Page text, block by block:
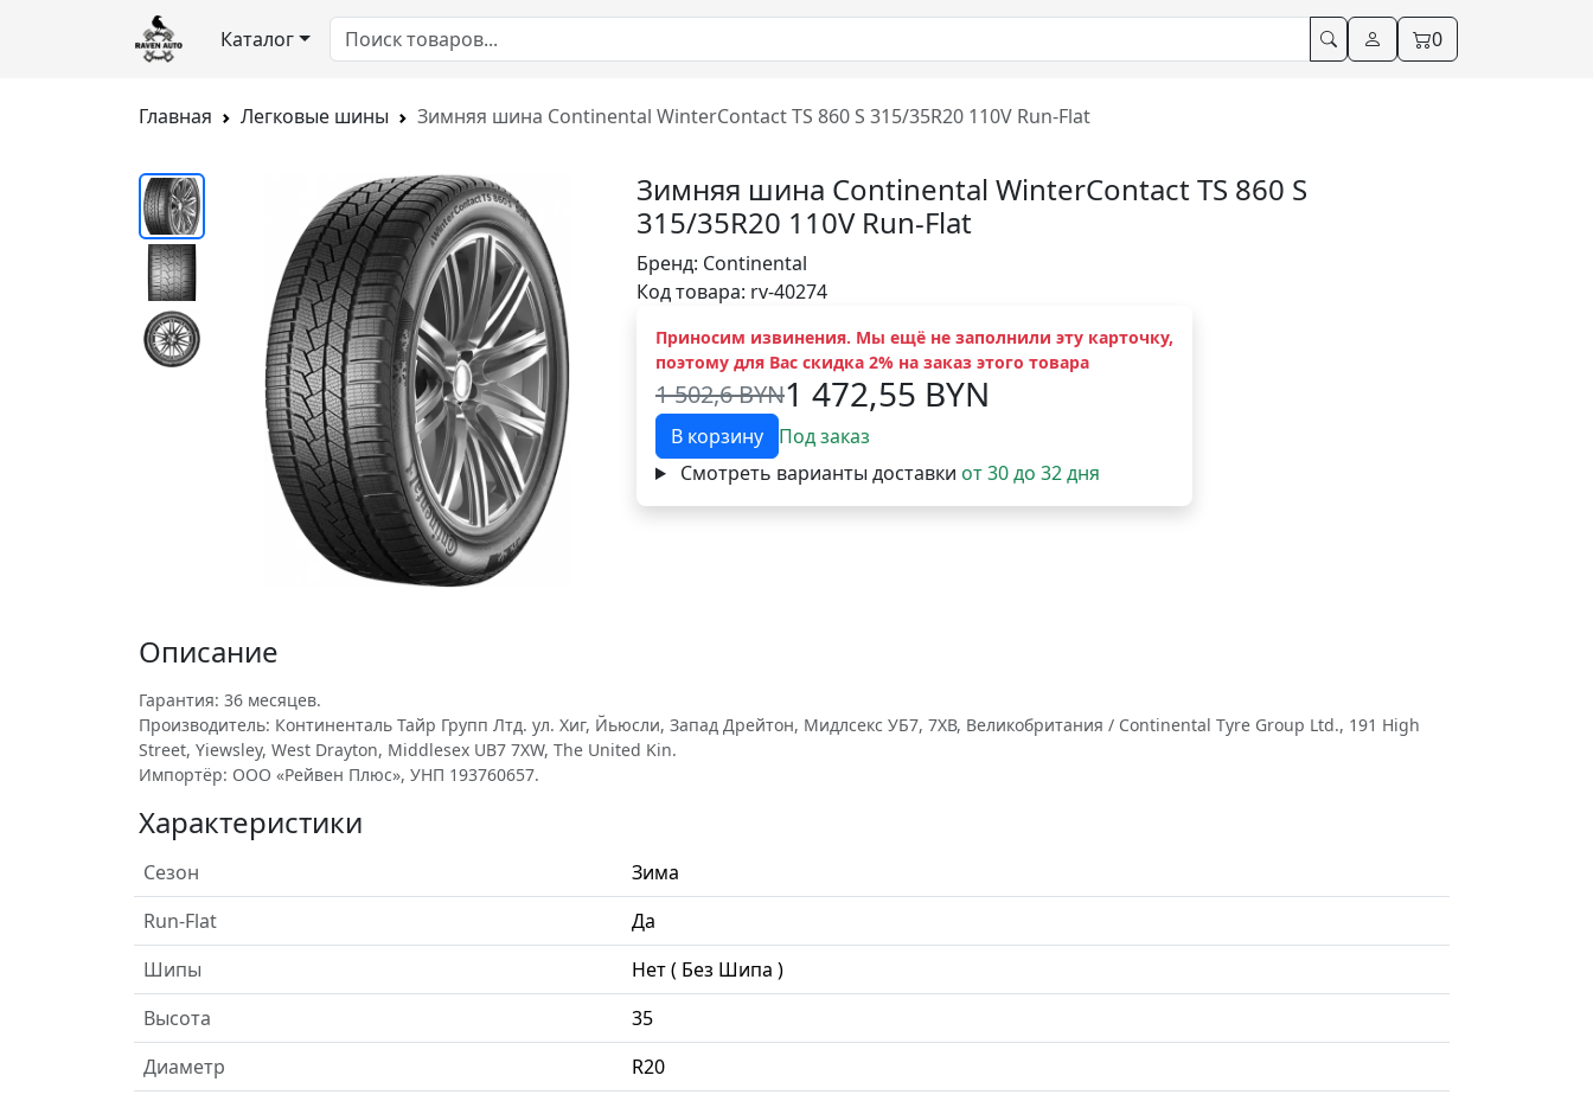
Каталог 0
Главная Легковые шины Зимняя шина Continental WinterContact TS 860 S 315/35R20 110V Run-Flat
Зимняя шина Continental WinterContact TS 860 S
315/35R20 110V Run-Flat
Бренд: Continental
Код товара: rv-40274
Приносим извинения. Мы ещё не заполнили эту карточку,
поэтому для Вас скидка 2% на заказ этого товара
1 502,6 BYN1 472,55 BYN
В корзину
Под заказ
Смотреть варианты доставки от 30 до 32 дня
Описание
Гарантия: 36 месяцев.
Производитель: Континенталь Тайр Групп Лтд. ул. Хиг, Йьюсли, Запад Дрейтон, Мидлсекс УБ7, 7ХВ, Великобритания / Continental Tyre Group Ltd., 191 High
Street, Yiewsley, West Drayton, Middlesex UB7 7XW, The United Kin.
Импортёр: ООО «Рейвен Плюс», УНП 193760657.
Характеристики
Сезон
Зима
Run-Flat
Да
Шипы
Нет ( Без Шипа )
Высота
35
Диаметр
R20